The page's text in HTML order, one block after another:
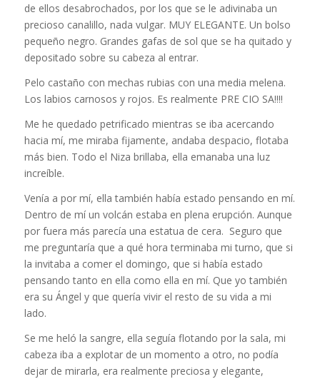
de ellos desabrochados, por los que se le adivinaba un
precioso canalillo, nada vulgar. MUY ELEGANTE. Un bolso
pequeño negro. Grandes gafas de sol que se ha quitado y
depositado sobre su cabeza al entrar.
Pelo castaño con mechas rubias con una media melena.
Los labios carnosos y rojos. Es realmente PRE CIO SA!!!!
Me he quedado petrificado mientras se iba acercando
hacia mí, me miraba fijamente, andaba despacio, flotaba
más bien. Todo el Niza brillaba, ella emanaba una luz
increíble.
Venía a por mí, ella también había estado pensando en mí.
Dentro de mí un volcán estaba en plena erupción. Aunque
por fuera más parecía una estatua de cera. Seguro que
me preguntaría que a qué hora terminaba mi turno, que si
la invitaba a comer el domingo, que si había estado
pensando tanto en ella como ella en mí. Que yo también
era su Ángel y que quería vivir el resto de su vida a mi
lado.
Se me heló la sangre, ella seguía flotando por la sala, mi
cabeza iba a explotar de un momento a otro, no podía
dejar de mirarla, era realmente preciosa y elegante,